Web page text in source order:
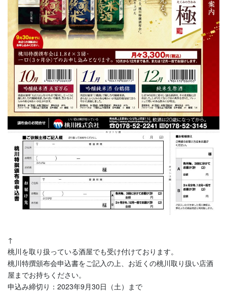
↑
桃川を取り扱っている酒屋でも受け付けております。
桃川特撰頒布会申込書をご記入の上、お近くの桃川取り扱い店酒
屋までお持ちください。
申込み締切り：2023年9月30日（土）まで